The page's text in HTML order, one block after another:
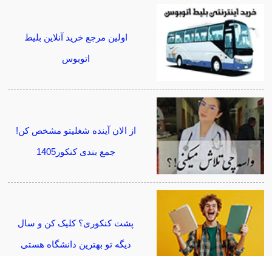
اولین مرجع خرید آنلاین بلیط
اتوبوس
از الان آینده شغلیتو مشخص کن!
جمع بندی کنکور1405
پشت کنکوری؟ کلیک کن و سال
دیگه تو بهترین دانشگاه هستی